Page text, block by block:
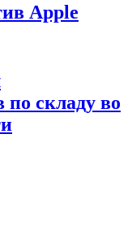
Apple
по складу во